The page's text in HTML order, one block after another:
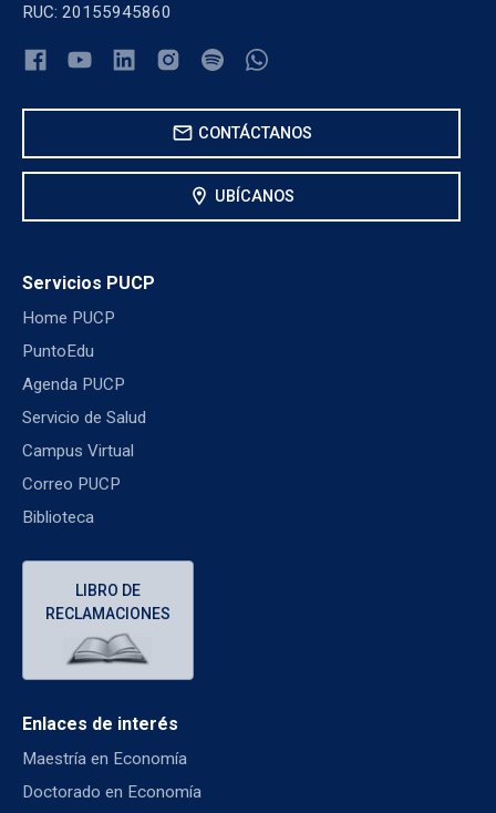
RUC: 20155945860
mail CONTÁCTANOS
location_on UBÍCANOS
Servicios PUCP
Home PUCP
PuntoEdu
Agenda PUCP
Servicio de Salud
Campus Virtual
Correo PUCP
Biblioteca
LIBRO DE
RECLAMACIONES
Enlaces de interés
Maestría en Economía
Doctorado en Economía